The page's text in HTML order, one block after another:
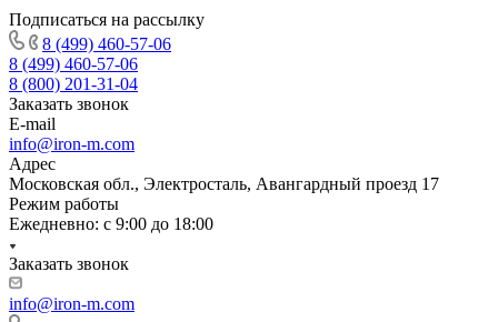
Подписаться на рассылку
8 (499) 460-57-06
8 (499) 460-57-06
8 (800) 201-31-04
Заказать звонок
E-mail
info@iron-m.com
Адрес
Московская обл., Электросталь, Авангардный проезд 17
Режим работы
Ежедневно: с 9:00 до 18:00
Заказать звонок
info@iron-m.com